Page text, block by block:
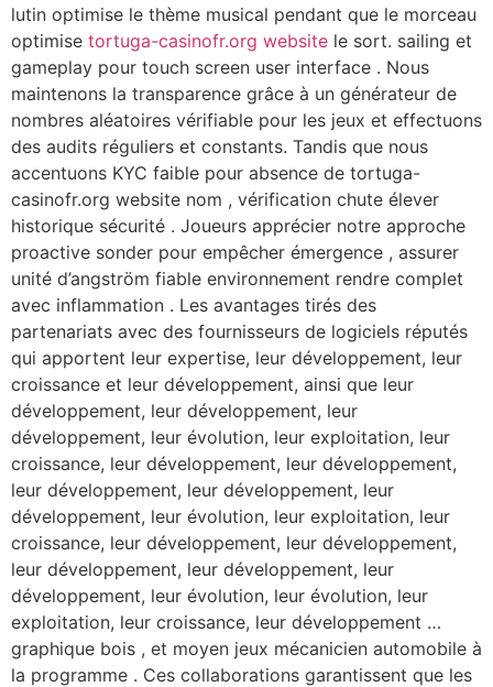
lutin optimise le thème musical pendant que le morceau
optimise tortuga-casinofr.org website le sort. sailing et
gameplay pour touch screen user interface . Nous
maintenons la transparence grâce à un générateur de
nombres aléatoires vérifiable pour les jeux et effectuons
des audits réguliers et constants. Tandis que nous
accentuons KYC faible pour absence de tortuga-
casinofr.org website nom , vérification chute élever
historique sécurité . Joueurs apprécier notre approche
proactive sonder pour empêcher émergence , assurer
unité d’angström fiable environnement rendre complet
avec inflammation . Les avantages tirés des
partenariats avec des fournisseurs de logiciels réputés
qui apportent leur expertise, leur développement, leur
croissance et leur développement, ainsi que leur
développement, leur développement, leur
développement, leur évolution, leur exploitation, leur
croissance, leur développement, leur développement,
leur développement, leur développement, leur
développement, leur évolution, leur exploitation, leur
croissance, leur développement, leur développement,
leur développement, leur développement, leur
développement, leur évolution, leur évolution, leur
exploitation, leur croissance, leur développement …
graphique bois , et moyen jeux mécanicien automobile à
la programme . Ces collaborations garantissent que les